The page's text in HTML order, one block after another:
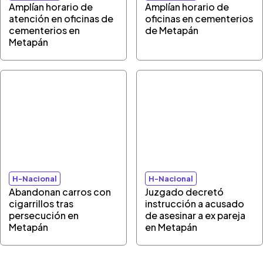
Amplían horario de
atención en oficinas de
cementerios en
Metapán
Amplían horario de
oficinas en cementerios
de Metapán
H-Nacional
Abandonan carros con
cigarrillos tras
persecución en
Metapán
H-Nacional
Juzgado decretó
instrucción a acusado
de asesinar a ex pareja
en Metapán